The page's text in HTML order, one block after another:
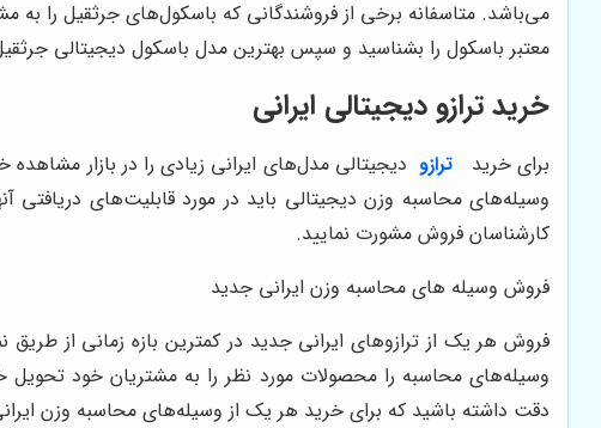
می‌باشد. متاسفانه برخی از فروشندگانی که باسکول‌های جرثقیل را
معتبر باسکول را بشناسید و سپس بهترین مدل باسکول دیجیتالی
خرید ترازو دیجیتالی ایرانی
برای خرید ترازو دیجیتالی مدل‌های ایرانی زیادی را در بازار
وسیله‌های محاسبه وزن دیجیتالی باید در مورد قابلیت‌های دریافتی
کارشناسان فروش مشورت نمایید.
فروش وسیله های محاسبه وزن ایرانی جدید
فروش هر یک از ترازوهای ایرانی جدید در کمترین بازه زمانی از
وسیله‌های محاسبه را محصولات مورد نظر را به مشتریان خود تحویل
دقت داشته باشید که برای خرید هر یک از وسیله‌های محاسبه وزن